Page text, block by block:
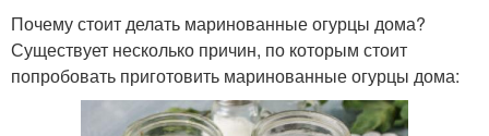
Почему стоит делать маринованные огурцы дома?
Существует несколько причин, по которым стоит
попробовать приготовить маринованные огурцы дома: